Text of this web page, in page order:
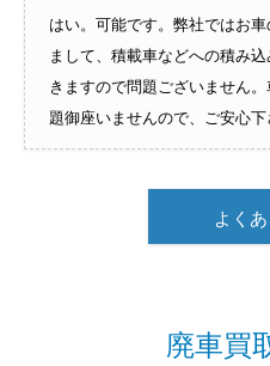
はい。可能です。弊社ではお
まして、積載車などへの積み
きますので問題ございません
題御座いませんので、ご安心下
よく
廃車買